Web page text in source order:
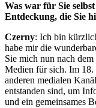
Was war für Sie
Entdeckung, die Sie
Czerny: Ich bin
habe mir die
Sie mich nun nach
Medien für sich. Im 18.
anderen medialen
entstanden sind, um
und ein gemeinsames